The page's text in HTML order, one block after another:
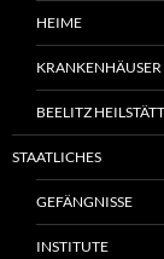
HEIME
KRANKENHÄUSER
BEELITZ
STAATLICHES
GEFÄNGNISSE
INSTITUTE